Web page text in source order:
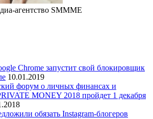
агентство SMMME
Chrome запустит свой блокировщик
10.01.2019
форум о личных финансах и
MONEY 2018 пройдет 1 декабря
обязать Instagram-блогеров